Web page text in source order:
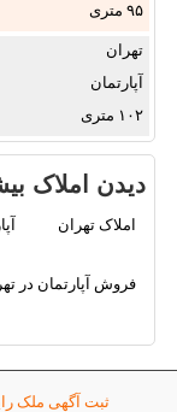
۹۵
تهران
آپارتمان
۱۰۲
دیدن املاک
املاک تهران
فروش آپارتمان در
ثبت آگهی ملک